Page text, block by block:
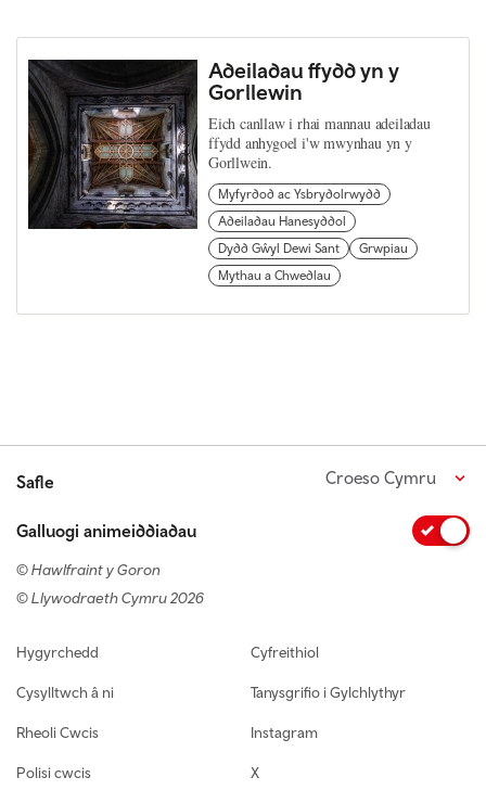
Adeiladau ffydd yn y
Gorllewin
Eich canllaw i rhai mannau adeiladau
ffydd anhygoel i'w mwynhau yn y
Gorllwein.
Myfyrdod ac Ysbrydolrwydd
Adeiladau Hanesyddol
Dydd Gŵyl Dewi Sant
Grwpiau
Mythau a Chwedlau
Safle Croeso Cymru
Galluogi animeiddiadau
© Hawlfraint y Goron
© Llywodraeth Cymru 2026
Footer navigation
Hygyrchedd
Cysylltwch â ni
Rheoli Cwcis
Polisi cwcis
Cyfreithiol
Tanysgrifio i Gylchlythyr
Instagram
X